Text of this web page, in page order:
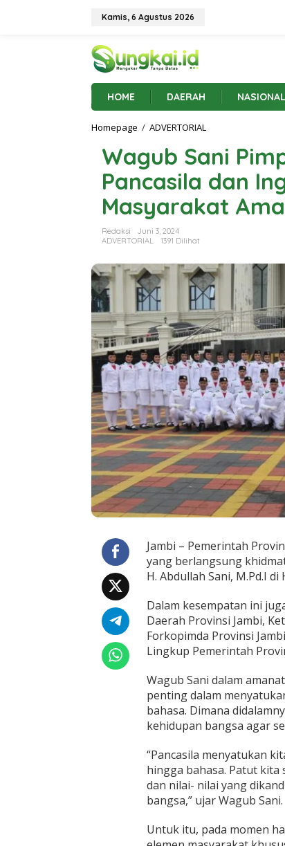
Kamis, 6 Agustus 2026
HOME DAERAH NASIONAL
Homepage / ADVERTORIAL
g
u
b
S
a
n
m
p
i
n
U
p
a
c
a
r
a
H
a
r
i
L
a
h
i
r
n
P
a
n
a
s
i
l
a
a
n
I
n
g
t
k
a
n
S
m
u
Wagub Sani
Pancasila dan
Masyarakat
Redaksi
Juni 3, 2024
ADVERTORIAL
1391 Dilihat
Jambi – Pemerintah
yang berlangsung
H. Abdullah Sani, M.Pd.I
Dalam kesempatan ini
Daerah Provinsi Jambi,
Forkopimda Provinsi
Lingkup Pemerintah
Wagub Sani dalam
penting dalam
bahasa. Dimana
kehidupan bangsa agar
“Pancasila menyatukan
hingga bahasa. Patut kita
dan nilai- nilai yang
bangsa,” ujar Wagub Sani.
Untuk itu, pada momen